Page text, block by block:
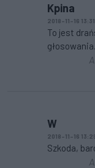
Kpina
2018-11-16
To jest
W
2018-11-16
Szkoda,